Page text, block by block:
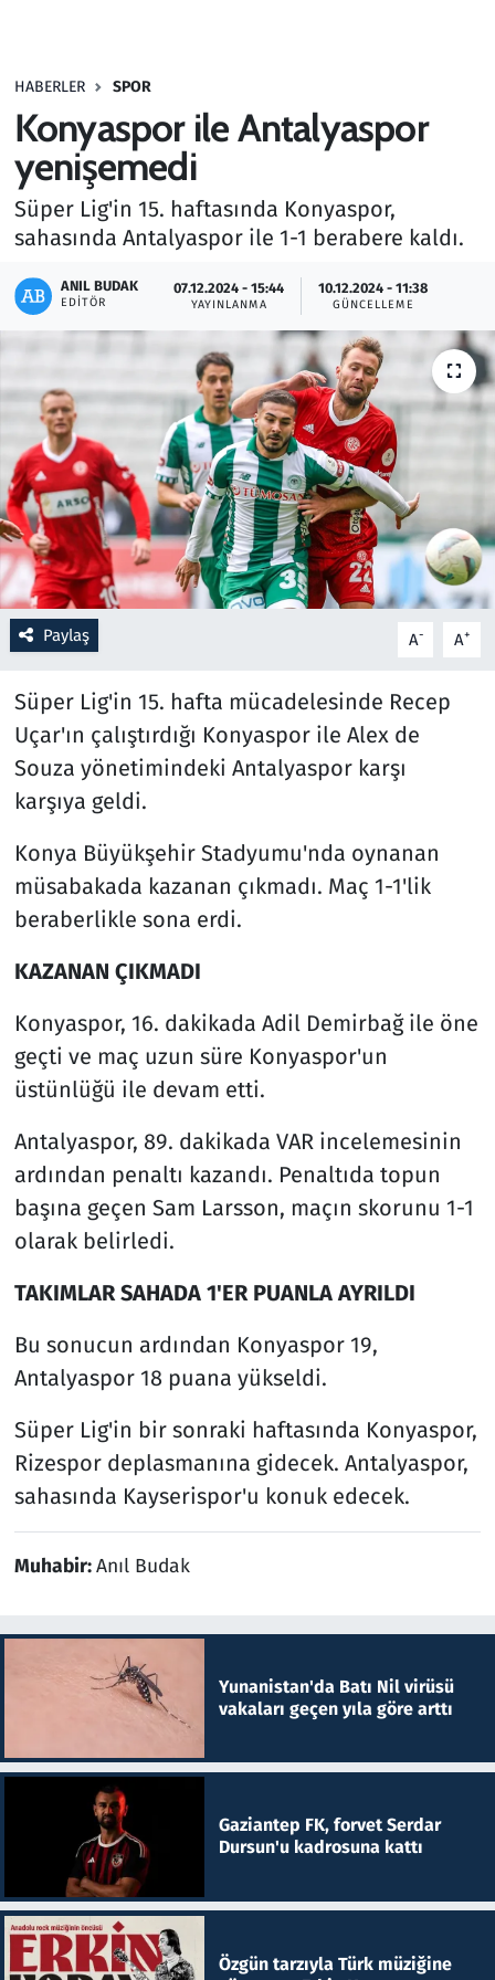
HABERLER SPOR
Konyaspor ile Antalyaspor
yenişemedi
Süper Lig'in 15. haftasında Konyaspor,
sahasında Antalyaspor ile 1-1 berabere kaldı.
ANIL BUDAK
EDITÖR
07.12.2024 - 15:44
YAYINLANMA
10.12.2024 - 11:38
GÜNCELLEME
Paylaş A- A+
Süper Lig'in 15. hafta mücadelesinde Recep
Uçar'ın çalıştırdığı Konyaspor ile Alex de
Souza yönetimindeki Antalyaspor karşı
karşıya geldi.
Konya Büyükşehir Stadyumu'nda oynanan
müsabakada kazanan çıkmadı. Maç 1-1'lik
beraberlikle sona erdi.
KAZANAN ÇIKMADI
Konyaspor, 16. dakikada Adil Demirbağ ile öne
geçti ve maç uzun süre Konyaspor'un
üstünlüğü ile devam etti.
Antalyaspor, 89. dakikada VAR incelemesinin
ardından penaltı kazandı. Penaltıda topun
başına geçen Sam Larsson, maçın skorunu 1-1
olarak belirledi.
TAKIMLAR SAHADA 1'ER PUANLA AYRILDI
Bu sonucun ardından Konyaspor 19,
Antalyaspor 18 puana yükseldi.
Süper Lig'in bir sonraki haftasında Konyaspor,
Rizespor deplasmanına gidecek. Antalyaspor,
sahasında Kayserispor'u konuk edecek.
Muhabir:Anıl Budak
Yunanistan'da Batı Nil virüsü
vakaları geçen yıla göre arttı
Gaziantep FK, forvet Serdar
Dursun'u kadrosuna kattı
Özgün tarzıyla Türk müziğine
Haber
Kültür Sanat
Kurumsal Haberler
Oyun
Ramazan
Resmi İlanlar
Rüya Tabirleri
Sağlık
Savunma Sanayi
Seçim 2023
Teknoloji ve Bilim